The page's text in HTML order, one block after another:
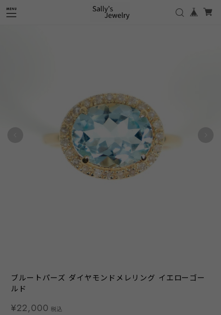
ブルートパーズ ダイヤモンドメレリング イエローゴー
ルド
¥22,000 税込